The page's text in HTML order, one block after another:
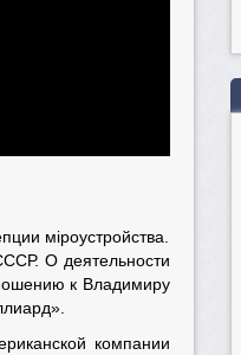
мiроустройства.
О деятельности
к Владимиру
компании